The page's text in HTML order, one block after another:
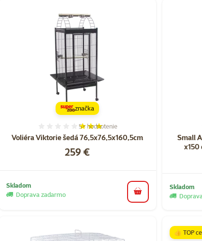
Voliéra Viktorie šedá 76,5x76,5x160,5cm
Hodnotenie 64%, počet hodnotení: 5
5× hodnotenie
Cena
259 €
značka
Skladom
Doprava zadarmo
do košíka
Small
x150
Skladom
👍 TOP